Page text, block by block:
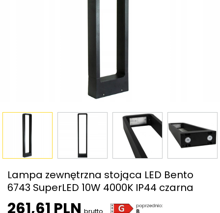
Lampa zewnętrzna stojąca LED Bento
6743 SuperLED 10W 4000K IP44 czarna
261,61 PLN